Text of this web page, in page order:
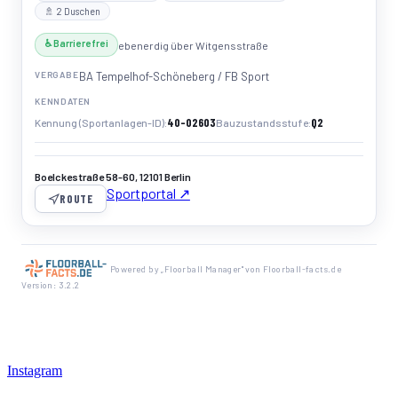
🚿 2 Duschen
♿ Barrierefrei ebenerdig über Witgensstraße
VERGABEBA Tempelhof-Schöneberg / FB Sport
KENNDATEN
Kennung (Sportanlagen-ID) 40-02603Bauzustandsstufe Q2
Boelckestraße 58-60, 12101 Berlin
ROUTE Sportportal ↗
Powered by „Floorball Manager" von Floorball-facts.de
Version: 3.2.2
Instagram